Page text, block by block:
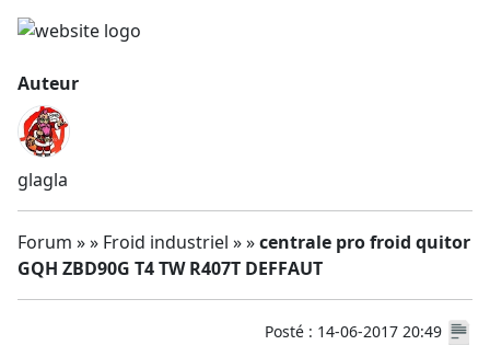
Auteur
glagla
Forum » » Froid industriel » »centrale pro froid quitor
GQH ZBD90G T4 TW R407T DEFFAUT
Posté : 14-06-2017 20:49